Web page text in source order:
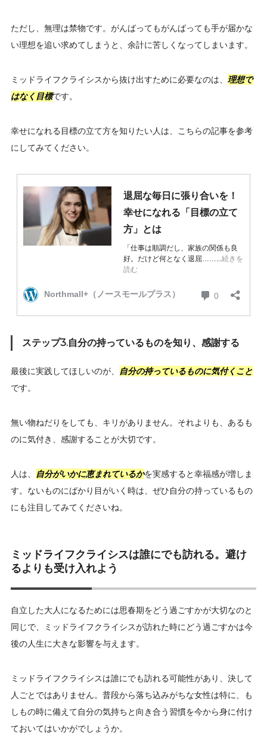
ただし、無理は禁物です。がんばってもがんばっても手が届かな
い理想を追い求めてしまうと、余計に苦しくなってしまいます。
ミッドライフクライシスから抜け出すために必要なのは、 理想で
はなく目標です。
幸せになれる目標の立て方を知りたい人は、こちらの記事を参考
にしてみてください。
ステップ3.自分の持っているものを知り、感謝する
最後に実践してほしいのが、
自分の持っているものに気付くこと
です。
無い物ねだりをしても、キリがありません。それよりも、あるも
のに気付き、感謝することが大切です。
人は、 自分がいかに恵まれているかを実感すると幸福感が増しま
す。ないものにばかり目がいく時は、ぜひ自分の持っているもの
にも注目してみてくださいね。
ミッドライフクライシスは誰にでも訪れる。避け
るよりも受け入れよう
自立した大人になるためには思春期をどう過ごすかが大切なのと
同じで、ミッドライフクライシスが訪れた時にどう過ごすかは今
後の人生に大きな影響を与えます。
ミッドライフクライシスは誰にでも訪れる可能性があり、決して
人ごとではありません。普段から落ち込みがちな女性は特に、も
しもの時に備えて自分の気持ちと向き合う習慣を今から身に付け
ておいてはいかがでしょうか。